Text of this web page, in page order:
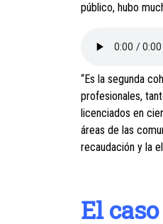
público, hubo
“Es la segunda
profesionales,
licenciados en
áreas de las
recaudación y la
El